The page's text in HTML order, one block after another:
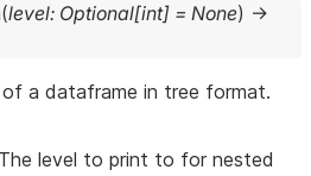
(level: Optional[int] = None) →
a dataframe in tree format.
level to print to for nested